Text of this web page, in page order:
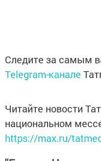
Следите за самым
Telegram-канале
Читайте новости
национальном
https://max.ru/